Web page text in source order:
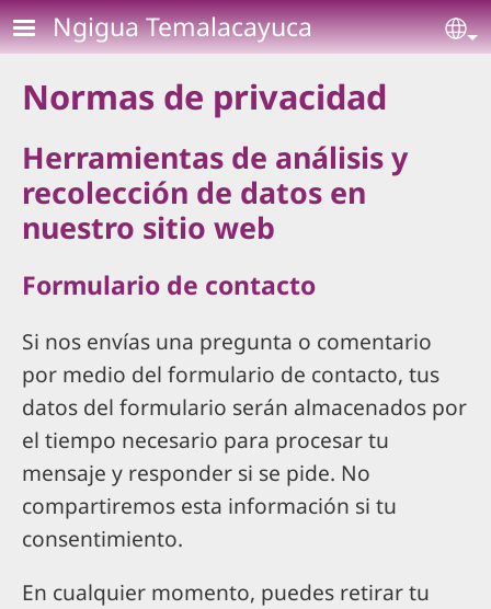
Pasar al contenido principal
Ngigua Temalacayuca
Normas de privacidad
Herramientas de análisis y
recolección de datos en
nuestro sitio web
Formulario de contacto
Si nos envías una pregunta o comentario
por medio del formulario de contacto, tus
datos del formulario serán almacenados por
el tiempo necesario para procesar tu
mensaje y responder si se pide. No
compartiremos esta información si tu
consentimiento.
En cualquier momento, puedes retirar tu